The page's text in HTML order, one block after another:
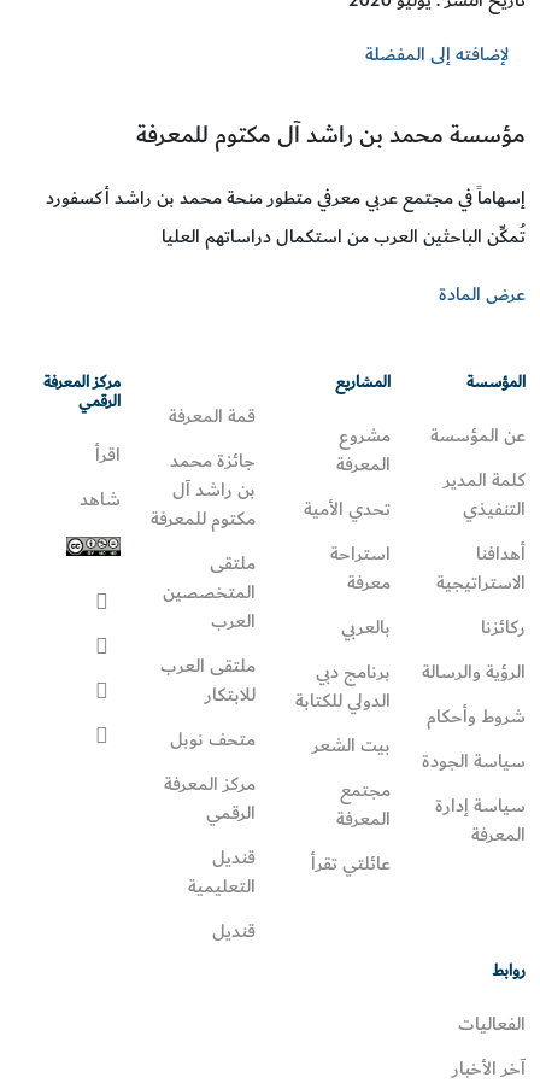
لإضافته إلى المفضلة
مؤسسة محمد بن راشد آل مكتوم للمعرفة
إسهاماً في مجتمع عربي معرفي متطور منحة محمد بن راشد أكسفورد
تُمكِّن الباحثين العرب من استكمال دراساتهم العليا
عرض المادة
المؤسسة
عن المؤسسة
كلمة المدير
التنفيذي
أهدافنا
الاستراتيجية
ركائزنا
الرؤية والرسالة
شروط وأحكام
سياسة الجودة
سياسة إدارة
المعرفة
المشاريع
مشروع
المعرفة
تحدي الأمية
استراحة
معرفة
بالعربي
برنامج دبي
الدولي للكتابة
بيت الشعر
مجتمع
المعرفة
عائلتي تقرأ‎
قمة المعرفة
جائزة محمد
بن راشد آل
مكتوم للمعرفة
ملتقى
المتخصصين
العرب
ملتقى العرب
للابتكار
متحف نوبل
مركز المعرفة
الرقمي
قنديل
التعليمية
قنديل
مركز المعرفة
الرقمي
اقرأ
شاهد
روابط
الفعاليات
آخر الأخبار